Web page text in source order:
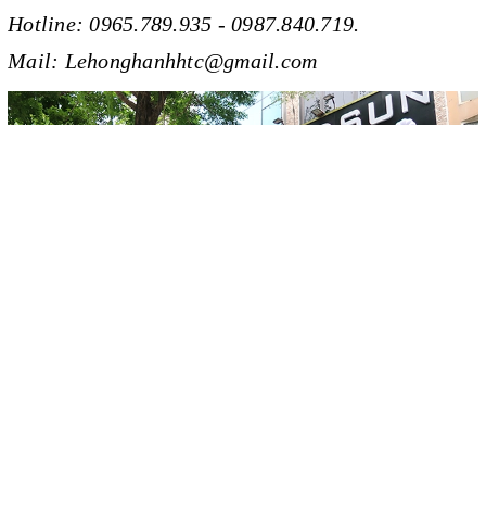
Hotline: 0965.789.935 - 0987.840.719.
Mail: Lehonghanhhtc@gmail.com